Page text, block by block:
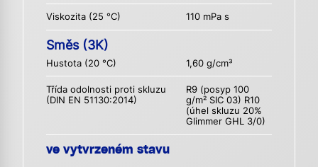
Viskozita (25 °C) 110 mPa s
Směs (3K)
Hustota (20 °C) 1,60 g/cm³
Třída odolnosti proti skluzu
(DIN EN 51130:2014)
R9 (posyp 100
g/m² SIC 03) R10
(úhel skluzu 20%
Glimmer GHL 3/0)
ve vytvrzeném stavu